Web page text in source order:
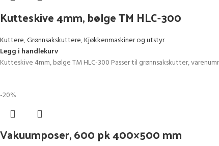
Kutteskive 4mm, bølge TM HLC-300
Kuttere,Grønnsakskuttere,Kjøkkenmaskiner og utstyr
Legg i handlekurv
Kutteskive 4mm, bølge TM HLC-300 Passer til grønnsakskutter,
-20%
Vakuumposer, 600 pk 400×500 mm